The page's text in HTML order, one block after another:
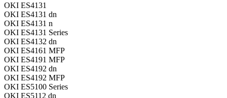
OKI ES4131
OKI ES4131 dn
OKI ES4131 n
OKI ES4131 Series
OKI ES4132 dn
OKI ES4161 MFP
OKI ES4191 MFP
OKI ES4192 dn
OKI ES4192 MFP
OKI ES5100 Series
OKI ES5112 dn